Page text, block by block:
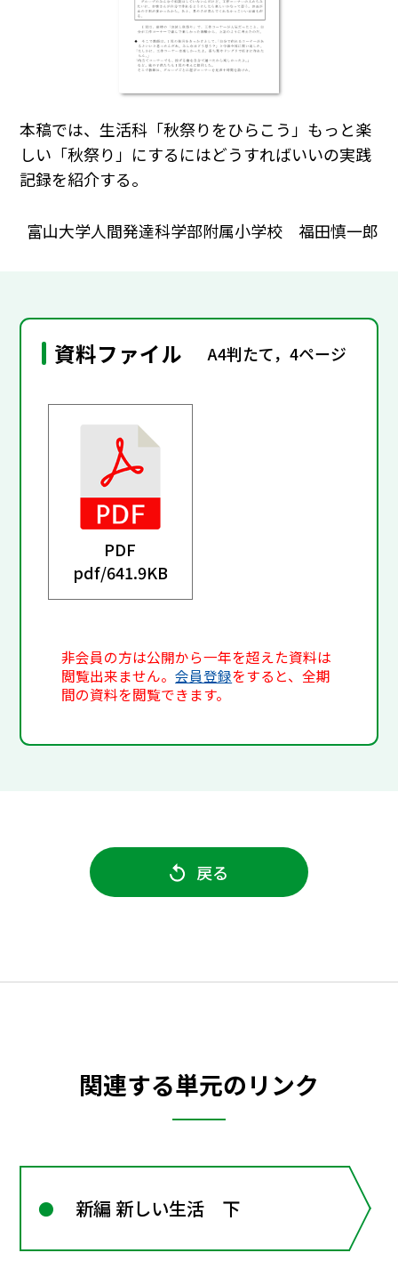
本稿では、生活科「秋祭りをひらこう」もっと楽
しい「秋祭り」にするにはどうすればいいの実践
記録を紹介する。
富山大学人間発達科学部附属小学校 福田慎一郎
資料ファイル A4判たて，4ページ
PDF
pdf/641.9KB
非会員の方は公開から一年を超えた資料は
閲覧出来ません。会員登録をすると、全期
間の資料を閲覧できます。
戻る
関連する単元のリンク
新編 新しい生活 下